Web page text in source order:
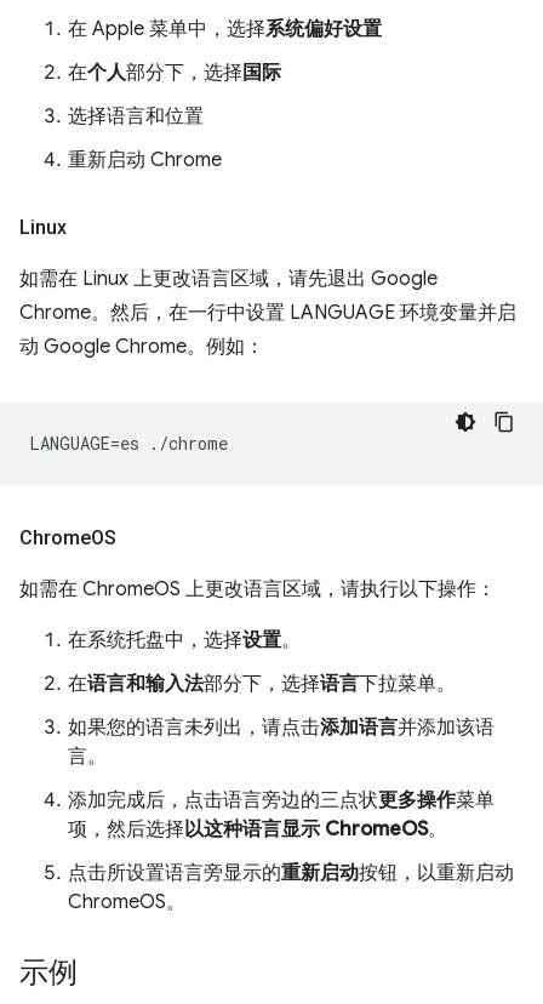
在 Apple 菜单中，选择系统偏好设置
在个人部分下，选择 国际
选择语言和位置
重新启动 Chrome
Linux
如需在 Linux 上更改语言区域，请先退出 Google
Chrome。然后，在一行中设置 LANGUAGE 环境变量并启
动 Google Chrome。例如：
ChromeOS
如需在 ChromeOS 上更改语言区域，请执行以下操作：
在系统托盘中，选择设置。
在语言和输入法部分下，选择语言下拉菜单。
如果您的语言未列出，请点击添加语言并添加该语
言。
添加完成后，点击语言旁边的三点状更多操作菜单
项，然后选择以这种语言显示 ChromeOS。
点击所设置语言旁显示的重新启动按钮，以重新启动
ChromeOS。
示例